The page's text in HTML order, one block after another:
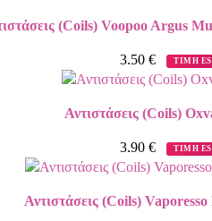
(Coils) Voopoo Argus
3.50 € ΤΙΜΗ
Αντιστάσεις (Coils)
3.90 € ΤΙΜΗ
Αντιστάσεις (Coils)